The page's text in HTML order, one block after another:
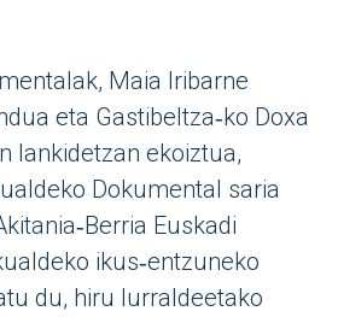
Maia Iribarne
eta Gastibeltza‑ko Doxa
lankidetzan ekoiztua,
Dokumental saria
Euskadi
ikus‑entzuneko
du, hiru lurraldeetako